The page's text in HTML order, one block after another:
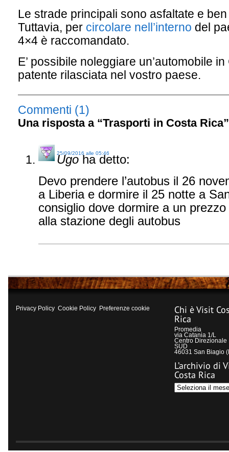
Le strade principali sono asfaltate e
Tuttavia, per circolare nell’interno del
4×4 è raccomandato.
E’ possibile noleggiare un’automobile
patente rilasciata nel vostro paese.
Commenti (1)
Una risposta a “Trasporti in Costa Rica”
Ugo ha detto:
25/09/2016 alle 05:46
Devo prendere l’autobus il 26
a Liberia e dormire il 25 notte a
consiglio dove dormire a un
alla stazione degli autobus
Privacy Policy Cookie Policy Preferenze cookie Chi è Visit
Rica
Promedia
via Catania 1/L
Centro Direzionale
SUD
46031 San Biagio
L’archivio di
Costa Rica
L’archivio
di